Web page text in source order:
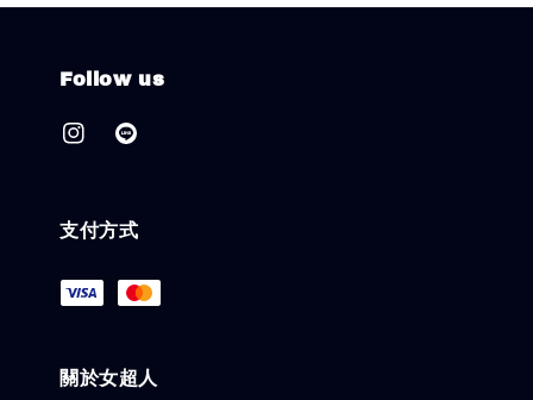
Follow us
支付方式
關於女超人